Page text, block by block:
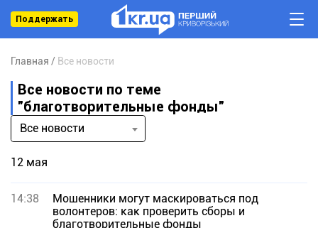
Поддержать
Главная Все новости
Все новости по теме
"благотворительные фонды"
Все новости
12 мая
14:38
Мошенники могут маскироваться под
волонтеров: как проверить сборы и
благотворительные фонды